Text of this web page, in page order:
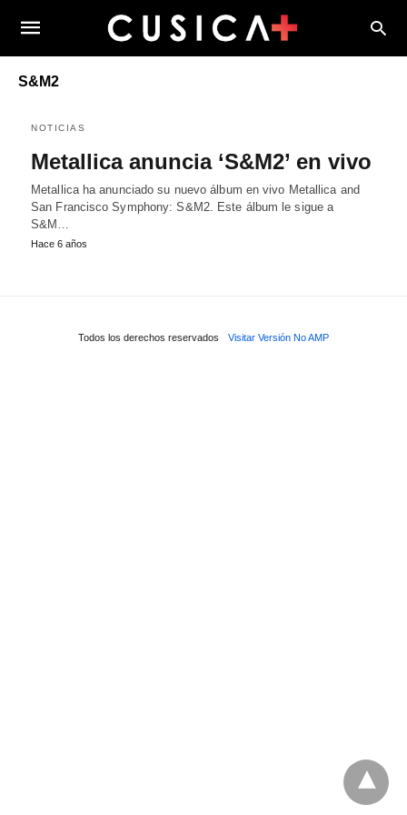
S&M2
NOTICIAS
Metallica anuncia ‘S&M2’ en vivo
Metallica ha anunciado su nuevo álbum en vivo Metallica and
San Francisco Symphony: S&M2. Este álbum le sigue a
S&M…
Hace 6 años
Todos los derechos reservados Visitar Versión No AMP